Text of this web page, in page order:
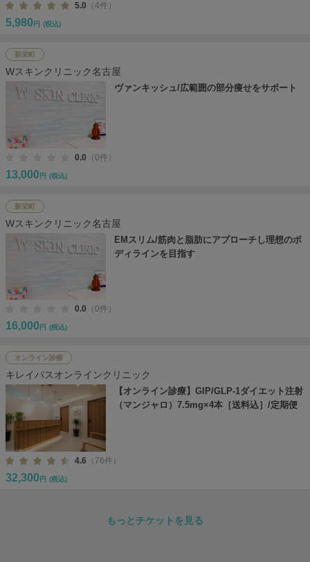
5.0 （4件）
5,980 円 (税込)
新栄町
Wスキンクリニック名古屋
ヴァンキッシュ/広範囲の部分痩せをサポート
0.0 （0件）
13,000 円 (税込)
新栄町
Wスキンクリニック名古屋
EMスリム/筋肉と脂肪にアプローチし理想のボ
ディラインを目指す
0.0 （0件）
16,000 円 (税込)
オンライン診療
キレイパスオンラインクリニック
【オンライン診療】GIP/GLP-1ダイエット注射
（マンジャロ）7.5mg×4本［送料込］/定期便
4.6 （76件）
32,300 円 (税込)
もっとチケットを見る